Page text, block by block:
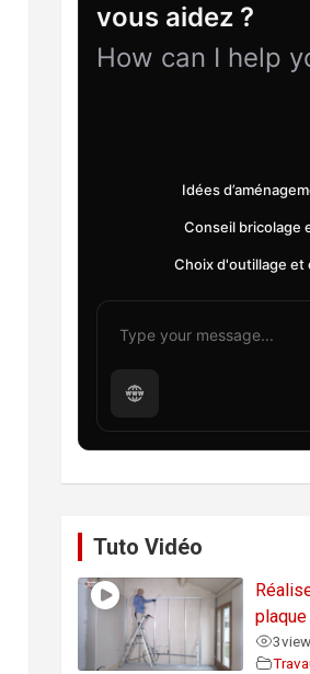
vous aidez ?
How can I help
Idées
Conseil bricolage
Choix d'outillage et
Tuto Vidéo
3